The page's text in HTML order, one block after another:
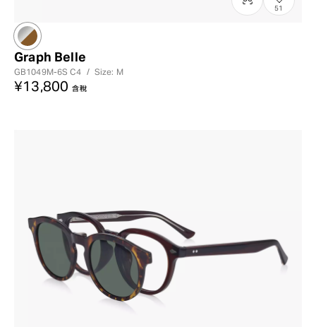
51
Graph Belle
GB1049M-6SC4 / Size: M
¥13,800 含稅